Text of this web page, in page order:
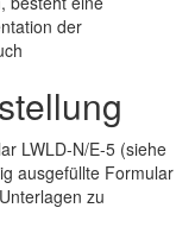
der
LWLD-N/E-5 (siehe
ausgefüllte Formular
zu